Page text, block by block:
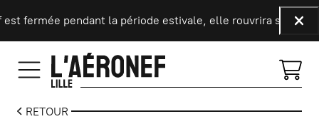
fermée pendant la période estivale, elle rouvrira ses
RETOUR